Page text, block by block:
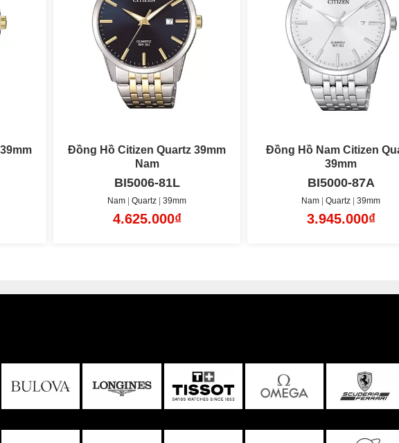
Đồng Hồ Nam Citizen Quartz
39mm
BI5000-87A
Nam Quartz 39mm
3.945.000₫
Đồng Hồ Nam Citizen
39mm
BI5000-87E
Nam Quartz 39mm
3.945.000₫